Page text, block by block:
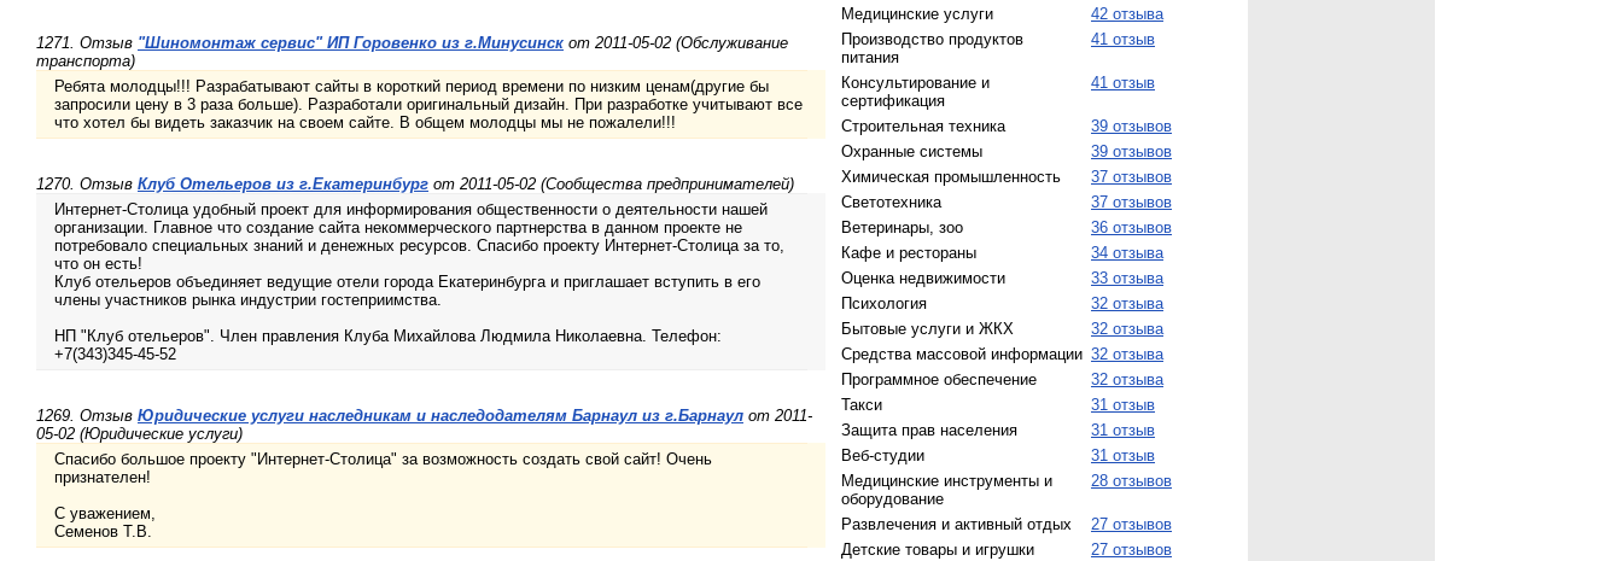
1271. Отзыв "Шиномонтаж сервис" ИП Горовенко из г.Минусинск от 2011-05-02 (Обслуживание
транспорта)
Ребята молодцы!!! Разрабатывают сайты в короткий период времени по низким ценам(другие бы
запросили цену в 3 раза больше). Разработали оригинальный дизайн. При разработке учитывают все
что хотел бы видеть заказчик на своем сайте. В общем молодцы мы не пожалели!!!
1270. Отзыв Клуб Отельеров из г.Екатеринбург от 2011-05-02 (Сообщества предпринимателей)
Интернет-Столица удобный проект для информирования общественности о деятельности нашей
организации. Главное что создание сайта некоммерческого партнерства в данном проекте не
потребовало специальных знаний и денежных ресурсов. Спасибо проекту Интернет-Столица за то,
что он есть!
Клуб отельеров объединяет ведущие отели города Екатеринбурга и приглашает вступить в его
члены участников рынка индустрии гостеприимства.
НП "Клуб отельеров". Член правления Клуба Михайлова Людмила Николаевна. Телефон:
+7(343)345-45-52
1269. Отзыв Юридические услуги наследникам и наследодателям Барнаул из г.Барнаул от 2011-
05-02 (Юридические услуги)
Спасибо большое проекту "Интернет-Столица" за возможность создать свой сайт! Очень
признателен!
С уважением,
Семенов Т.В.
Медицинские услуги
42 отзыва
Производство продуктов
питания
41 отзыв
Консультирование и
сертификация
41 отзыв
Строительная техника
39 отзывов
Охранные системы
39 отзывов
Химическая промышленность
37 отзывов
Светотехника
37 отзывов
Ветеринары, зоо
36 отзывов
Кафе и рестораны
34 отзыва
Оценка недвижимости
33 отзыва
Психология
32 отзыва
Бытовые услуги и ЖКХ
32 отзыва
Средства массовой информации 32 отзыва
Программное обеспечение
32 отзыва
Такси
31 отзыв
Защита прав населения
31 отзыв
Веб-студии
31 отзыв
Медицинские инструменты и
оборудование
28 отзывов
Развлечения и активный отдых
27 отзывов
Детские товары и игрушки
27 отзывов